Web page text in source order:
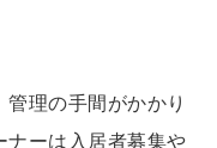
理の手間がかかり
ナーは入居者募集や